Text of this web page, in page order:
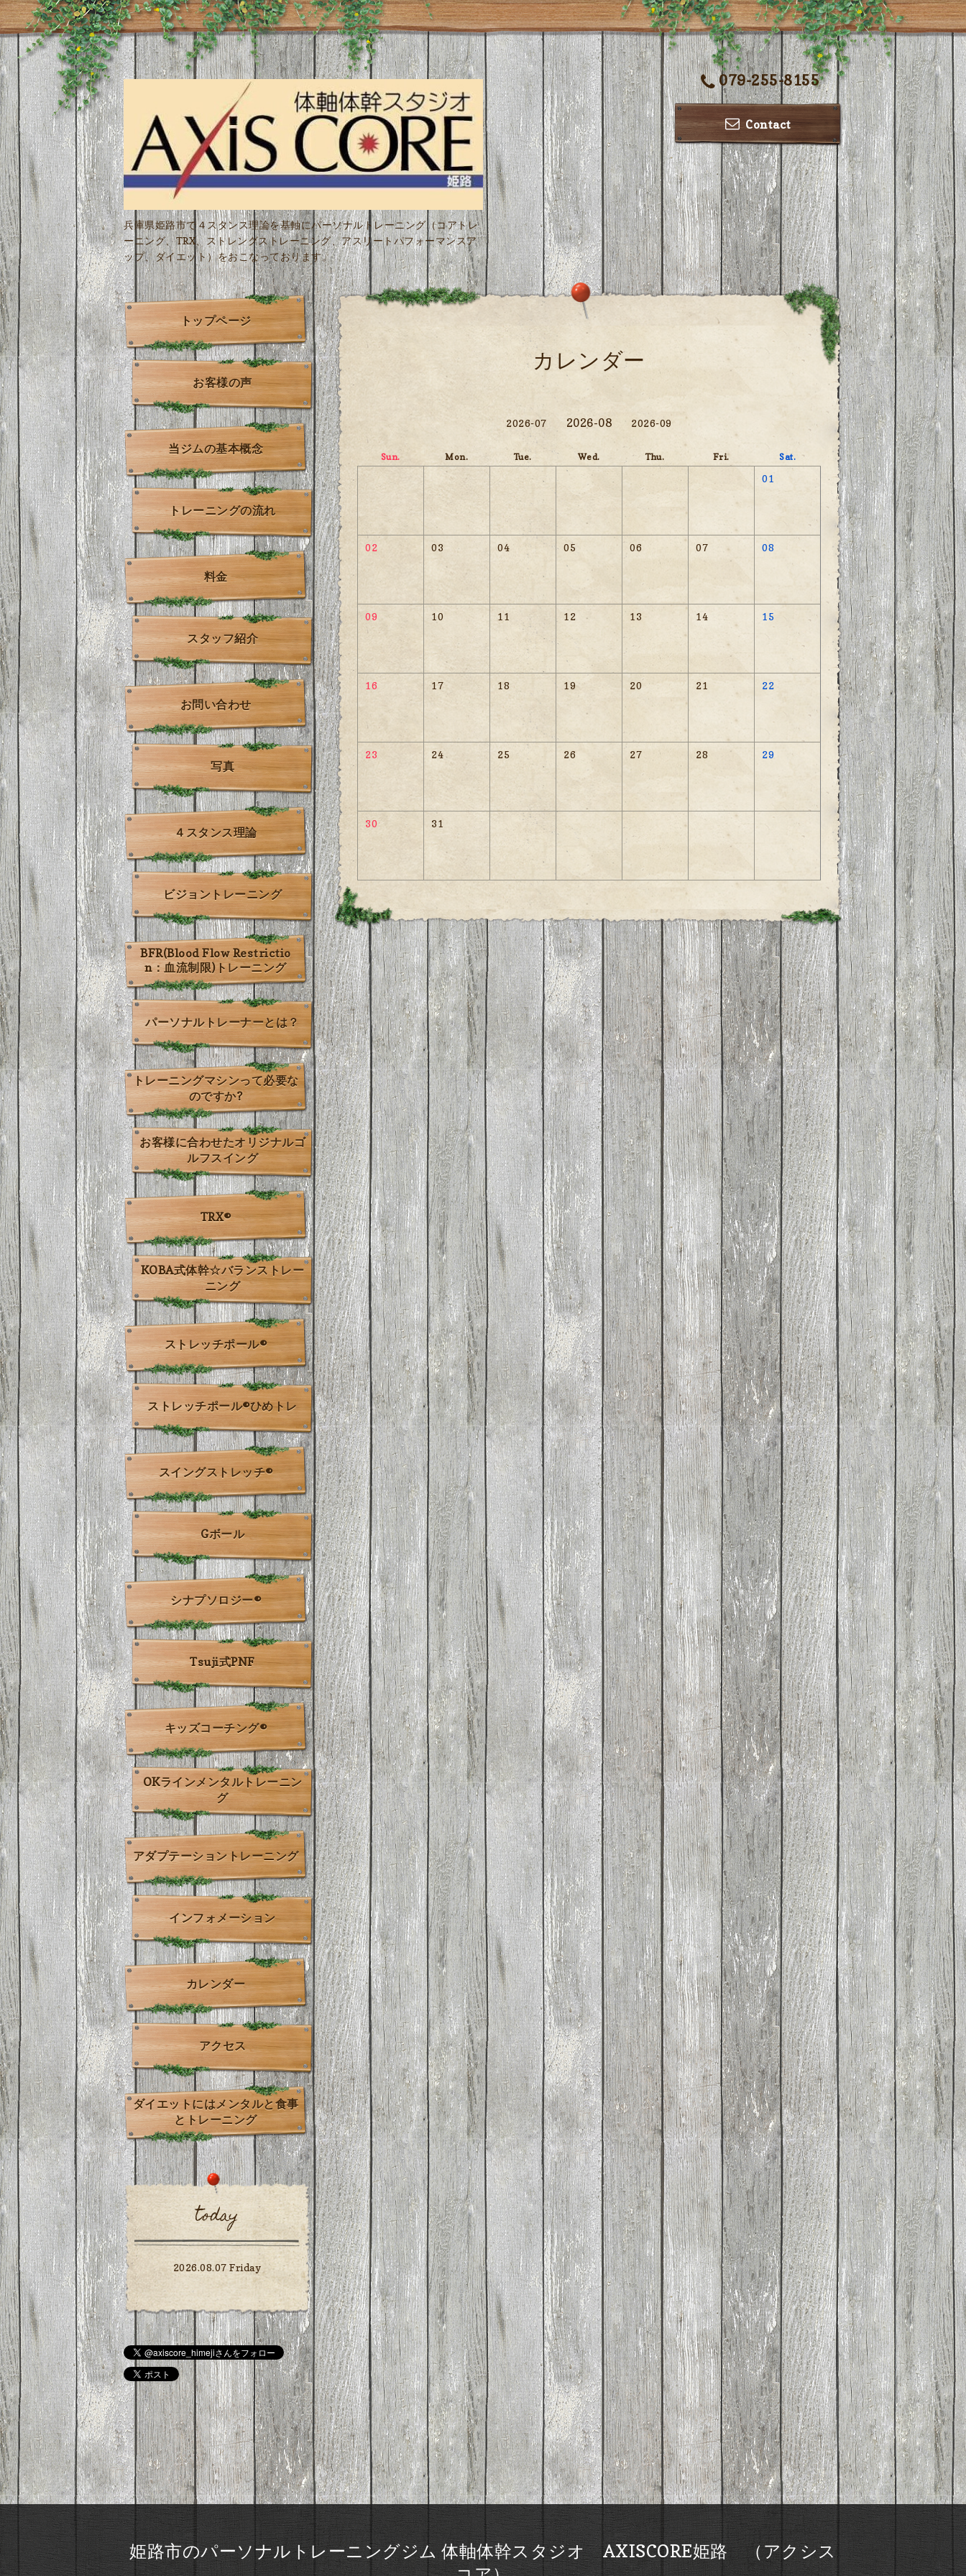
079-255-8155
Contact
兵庫県姫路市で４スタンス理論を基軸にパーソナルトレーニング（コアトレ
ーニング、TRX、ストレングストレーニング、アスリートパフォーマンスア
ップ、ダイエット）をおこなっております。
カレンダー
2026-07 2026-08 2026-09
Sun. Mon. Tue. Wed. Thu. Fri. Sat.
01
02 03 04 05 06 07 08
09 10 11 12 13 14 15
16 17 18 19 20 21 22
23 24 25 26 27 28 29
30 31
トップページ
お客様の声
当ジムの基本概念
トレーニングの流れ
料金
スタッフ紹介
お問い合わせ
写真
４スタンス理論
ビジョントレーニング
BFR(Blood Flow Restrictio
n：血流制限)トレーニング
パーソナルトレーナーとは？
トレーニングマシンって必要な
のですか?
お客様に合わせたオリジナルゴ
ルフスイング
TRX®
KOBA式体幹☆バランストレー
ニング
ストレッチポール®
ストレッチポール®ひめトレ
スイングストレッチ®
Gボール
シナプソロジー®
Tsuji式PNF
キッズコーチング®
OKラインメンタルトレーニン
グ
アダプテーショントレーニング
インフォメーション
カレンダー
アクセス
ダイエットにはメンタルと食事
とトレーニング
today
2026.08.07 Friday
姫路市のパーソナルトレーニングジム 体軸体幹スタジオ AXISCORE姫路 （アクシス